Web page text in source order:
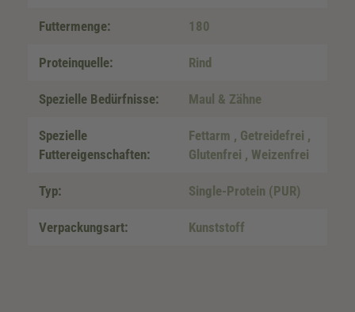
Futtermenge: 180
Proteinquelle: Rind
Spezielle Bedürfnisse: Maul & Zähne
Spezielle
Futtereigenschaften:
Fettarm , Getreidefrei ,
Glutenfrei , Weizenfrei
Typ: Single-Protein (PUR)
Verpackungsart: Kunststoff